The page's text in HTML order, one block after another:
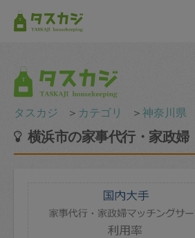
タスカジ ＞ カテゴリ ＞神奈川県
横浜市の家事代行・家政婦